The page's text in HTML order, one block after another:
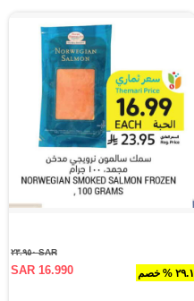
٢٩.١ % خصم
SAR ٢٣.٩٥٠
SAR 16.990